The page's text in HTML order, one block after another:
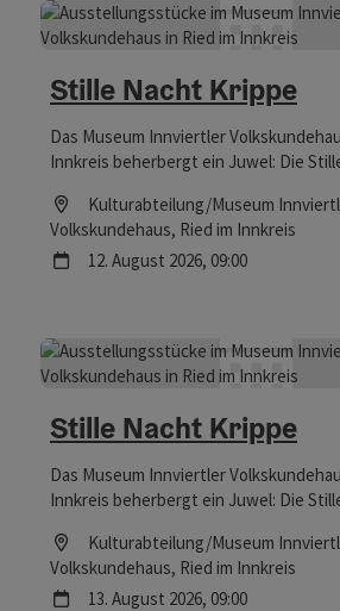
Stille Nacht Krippe
Das Museum Innviertler
Innkreis beherbergt ein Juwel: Die
Weihnachtsliedes der Welt – und ist
Weihnachtszeit einen Besuch wert.
Location
Kulturabteilung/Museum
Volkskundehaus, Ried im Innkreis
Nächster Termin
12. August 2026, 09:00
Stille Nacht Krippe
Das Museum Innviertler
Innkreis beherbergt ein Juwel: Die
Weihnachtsliedes der Welt – und ist
Weihnachtszeit einen Besuch wert.
Location
Kulturabteilung/Museum
Volkskundehaus, Ried im Innkreis
Nächster Termin
13. August 2026, 09:00